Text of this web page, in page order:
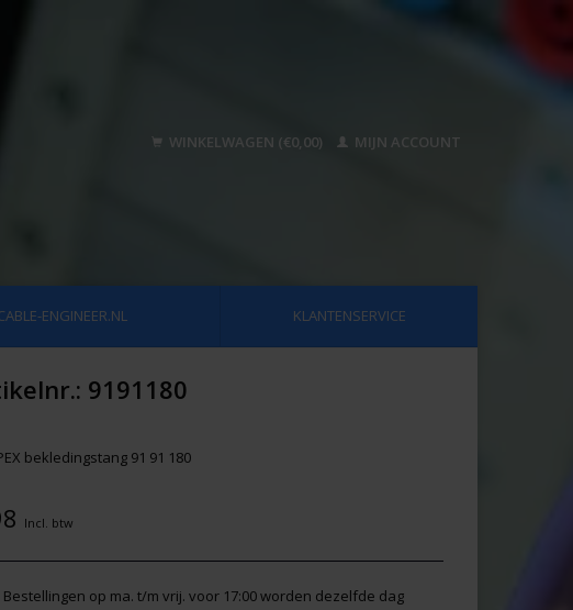
WINKELWAGEN (€0,00) MIJN ACCOUNT
ENGINEER.NL KLANTENSERVICE
9191180
bekledingstang 91 91 180
Incl. btw
Bestellingen op ma. t/m vrij. voor 17:00 worden dezelfde dag